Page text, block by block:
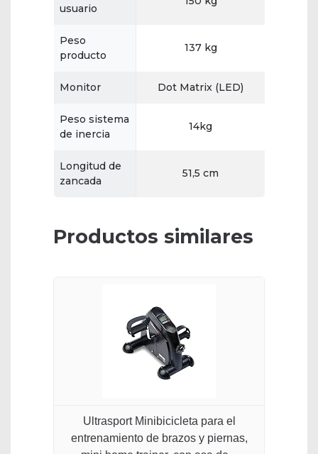
usuario
Peso
producto
137 kg
Monitor Dot Matrix (LED)
Peso sistema
de inercia
14kg
Longitud de
zancada
51,5 cm
Productos similares
Ultrasport Minibicicleta para el
entrenamiento de brazos y piernas,